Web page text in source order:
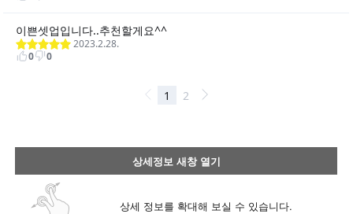
상세정보 새창 열기
상세 정보를 확대해 보실 수 있습니다.